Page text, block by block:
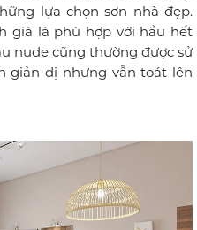
lựa chọn sơn nhà đẹp.
giá là phù hợp với hầu hết
nude cũng thường được sử
giản dị nhưng vẫn toát lên